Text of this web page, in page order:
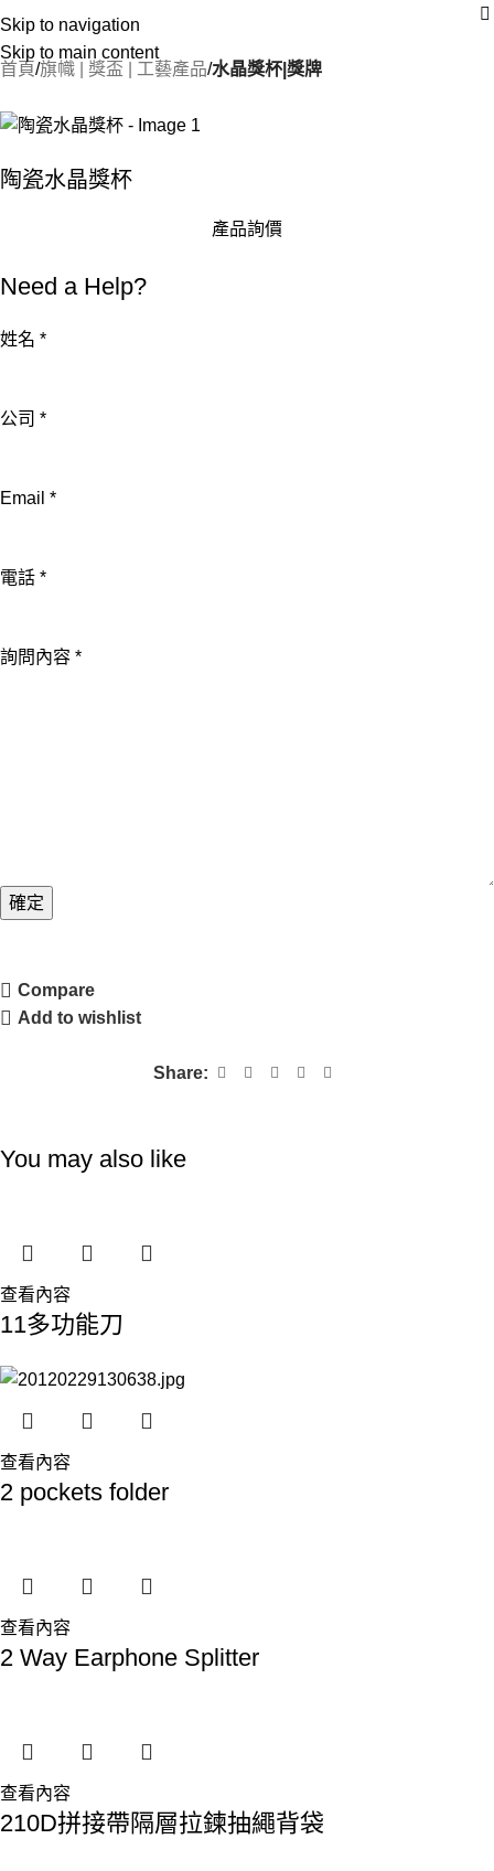
Skip to navigation
Skip to main content
首頁 旗幟 | 獎盃 | 工藝產品 水晶獎杯|獎牌
陶瓷水晶獎杯
產品詢價
Need a Help?
姓名 *
公司 *
Email *
電
名
電話 *
詢問內容 *
確定
Compare
Add to wishlist
Share:
You may also like
查看內容
11多功能刀
查看內容
2 pockets folder
查看內容
2 Way Earphone Splitter
查看內容
210D拼接帶隔層拉鍊抽繩背袋